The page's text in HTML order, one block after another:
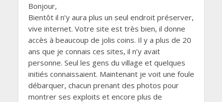
Bonjour,
Bientôt il n’y aura plus un seul endroit préserver,
vive internet. Votre site est très bien, il donne
accès à beaucoup de jolis coins. Il y a plus de 20
ans que je connais ces sites, il n’y avait
personne. Seul les gens du village et quelques
initiés connaissaient. Maintenant je voit une foule
débarquer, chacun prenant des photos pour
montrer ses exploits et encore plus de